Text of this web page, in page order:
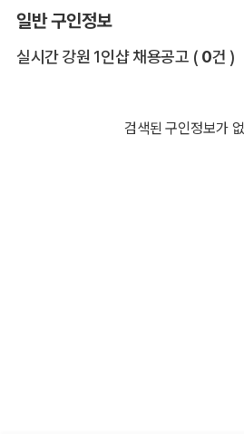
일반 구인정보
실시간 강원 1인샵 채용공고 전체 목록
( 0건 )
검색된 구인정보가